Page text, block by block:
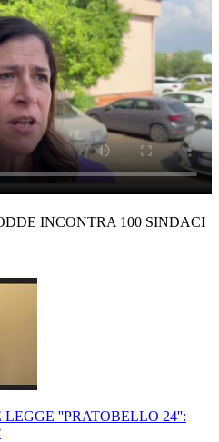
INCONTRA 100 SINDACI
''PRATOBELLO 24'':